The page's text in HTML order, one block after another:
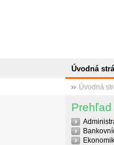
Úvodná
Úvodná